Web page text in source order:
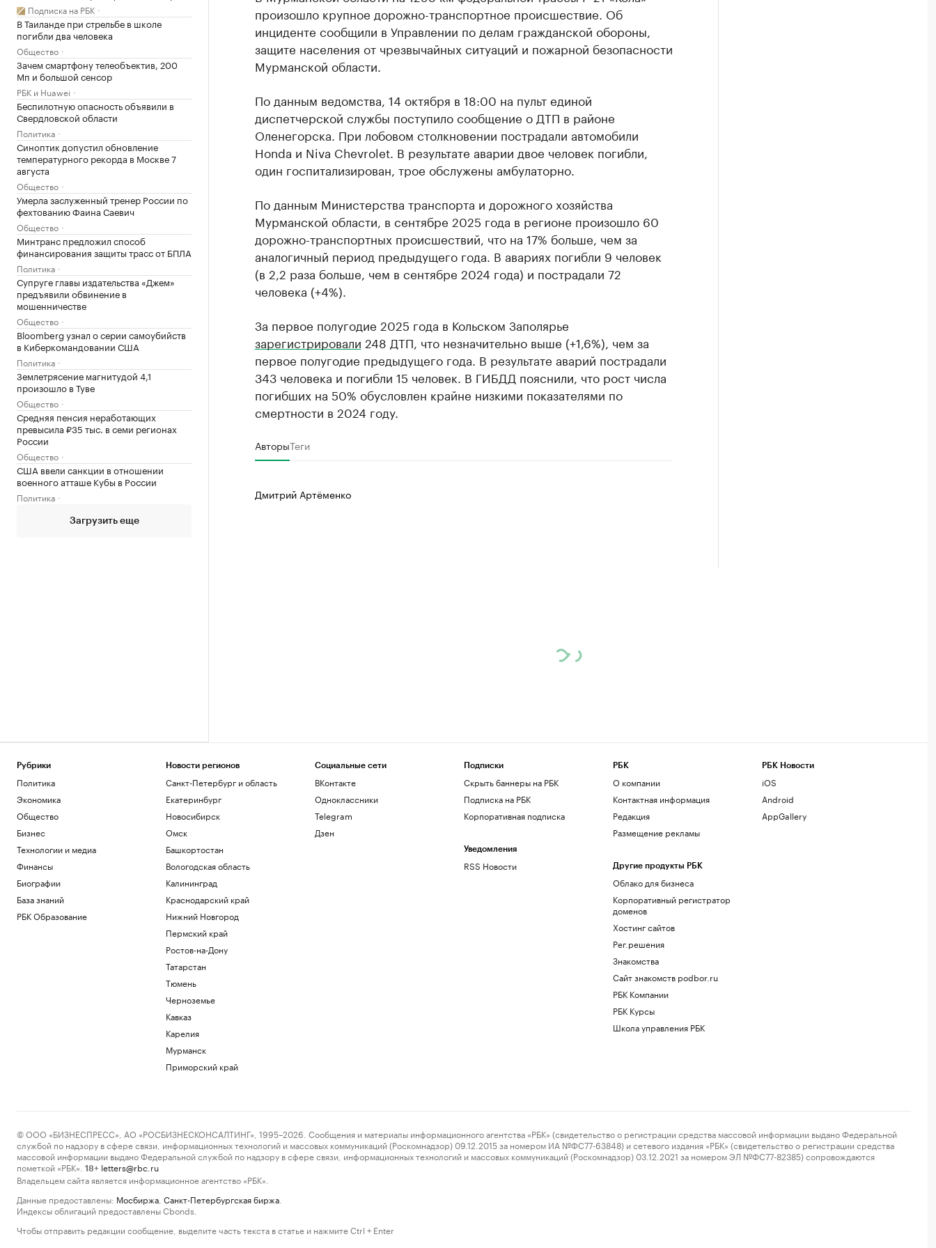
Подписка на РБК
В Таиланде при стрельбе в школе
погибли два человека
Общество
Зачем смартфону телеобъектив, 200
Мп и большой сенсор
РБК и Huawei
Беспилотную опасность объявили в
Свердловской области
Политика
Синоптик допустил обновление
температурного рекорда в Москве 7
августа
Общество
Умерла заслуженный тренер России по
фехтованию Фаина Саевич
Общество
Минтранс предложил способ
финансирования защиты трасс от БПЛА
Политика
Супруге главы издательства «Джем»
предъявили обвинение в
мошенничестве
Общество
Bloomberg узнал о серии самоубийств
в Киберкомандовании США
Политика
Землетрясение магнитудой 4,1
произошло в Туве
Общество
Средняя пенсия неработающих
превысила ₽35 тыс. в семи регионах
России
Общество
США ввели санкции в отношении
военного атташе Кубы в России
Политика
Загрузить еще
произошло крупное дорожно-транспортное происшествие. Об
инциденте сообщили в Управлении по делам гражданской обороны,
защите населения от чрезвычайных ситуаций и пожарной безопасности
Мурманской области.
По данным ведомства, 14 октября в 18:00 на пульт единой
диспетчерской службы поступило сообщение о ДТП в районе
Оленегорска. При лобовом столкновении пострадали автомобили
Honda и Niva Chevrolet. В результате аварии двое человек погибли,
один госпитализирован, трое обслужены амбулаторно.
По данным Министерства транспорта и дорожного хозяйства
Мурманской области, в сентябре 2025 года в регионе произошло 60
дорожно-транспортных происшествий, что на 17% больше, чем за
аналогичный период предыдущего года. В авариях погибли 9 человек
(в 2,2 раза больше, чем в сентябре 2024 года) и пострадали 72
человека (+4%).
За первое полугодие 2025 года в Кольском Заполярье
зарегистрировали 248 ДТП, что незначительно выше (+1,6%), чем за
первое полугодие предыдущего года. В результате аварий пострадали
343 человека и погибли 15 человек. В ГИБДД пояснили, что рост числа
погибших на 50% обусловлен крайне низкими показателями по
смертности в 2024 году.
АвторыТеги
Дмитрий Артёменко
Рубрики
Политика
Экономика
Общество
Бизнес
Технологии и медиа
Финансы
Биографии
База знаний
РБК Образование
Новости регионов
Санкт-Петербург и область
Екатеринбург
Новосибирск
Омск
Башкортостан
Вологодская область
Калининград
Краснодарский край
Нижний Новгород
Пермский край
Ростов-на-Дону
Татарстан
Тюмень
Черноземье
Кавказ
Карелия
Мурманск
Приморский край
Социальные сети
ВКонтакте
Одноклассники
Telegram
Дзен
Подписки
Скрыть баннеры на РБК
Подписка на РБК
Корпоративная подписка
Уведомления
RSS Новости
РБК
О компании
Контактная информация
Редакция
Размещение рекламы
Другие продукты РБК
Облако для бизнеса
Корпоративный регистратор
доменов
Хостинг сайтов
Рег.решения
Знакомства
Сайт знакомств podbor.ru
РБК Компании
РБК Курсы
Школа управления РБК
РБК Новости
iOS
Android
AppGallery
© ООО «БИЗНЕСПРЕСС», АО «РОСБИЗНЕСКОНСАЛТИНГ», 1995–2026. Сообщения и материалы информационного агентства «РБК» (свидетельство о регистрации средства массовой информации выдано Федеральной
службой по надзору в сфере связи, информационных технологий и массовых коммуникаций (Роскомнадзор) 09.12.2015 за номером ИА №ФС77-63848) и сетевого издания «РБК» (свидетельство о регистрации средства
массовой информации выдано Федеральной службой по надзору в сфере связи, информационных технологий и массовых коммуникаций (Роскомнадзор) 03.12.2021 за номером ЭЛ №ФС77-82385) сопровождаются
пометкой «РБК».
18+ letters@rbc.ru
Владельцем сайта является информационное агентство «РБК».
Данные предоставлены: Мосбиржа Санкт-Петербургская биржа
Индексы облигаций предоставлены Cbonds.
Чтобы отправить редакции сообщение, выделите часть текста в статье и нажмите Ctrl + Enter